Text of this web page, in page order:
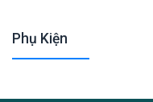
Phụ Kiện